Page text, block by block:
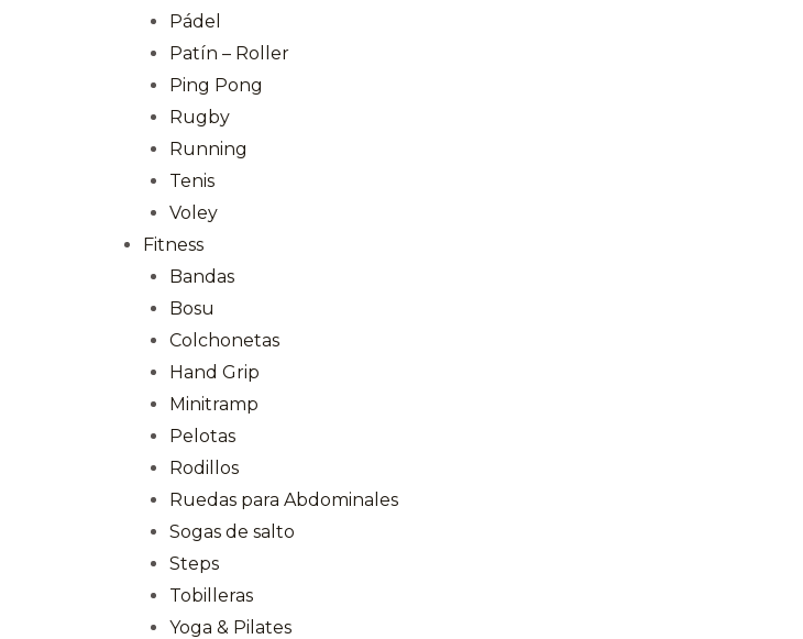
Pádel
Patín – Roller
Ping Pong
Rugby
Running
Tenis
Voley
Fitness
Bandas
Bosu
Colchonetas
Hand Grip
Minitramp
Pelotas
Rodillos
Ruedas para Abdominales
Sogas de salto
Steps
Tobilleras
Yoga & Pilates